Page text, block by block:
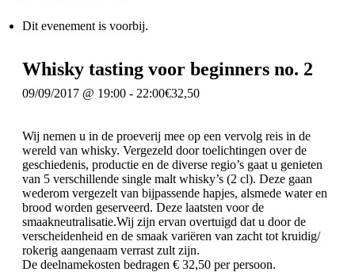
Dit evenement is voorbij.
Whisky tasting voor beginners no. 2
09/09/2017 @ 19:00 - 22:00€32,50
Wij nemen u in de proeverij mee op een vervolg reis in de
wereld van whisky. Vergezeld door toelichtingen over de
geschiedenis, productie en de diverse regio’s gaat u genieten
van 5 verschillende single malt whisky’s (2 cl). Deze gaan
wederom vergezelt van bijpassende hapjes, alsmede water en
brood worden geserveerd. Deze laatsten voor de
smaakneutralisatie.Wij zijn ervan overtuigd dat u door de
verscheidenheid en de smaak variëren van zacht tot kruidig/
rokerig aangenaam verrast zult zijn.
De deelnamekosten bedragen € 32,50 per persoon.